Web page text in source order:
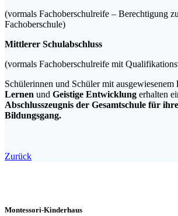
(vormals Fachoberschulreife – Berechtigung
Fachoberschule)
Mittlerer Schulabschluss
(vormals Fachoberschulreife mit
Schülerinnen und Schüler mit ausgewiesenem
Lernen und Geistige Entwicklung erhalten
Abschlusszeugnis der Gesamtschule für
Bildungsgang.
Zurück
Montessori-Kinderhaus